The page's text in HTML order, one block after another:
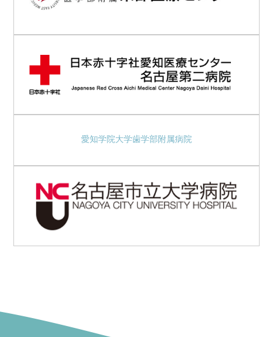
愛知学院大学歯学部附属病院